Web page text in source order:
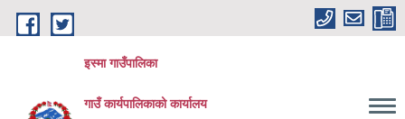
Skip to main content
इस्मा गाउँपालिका
गाउँ कार्यपालिकाको कार्यालय